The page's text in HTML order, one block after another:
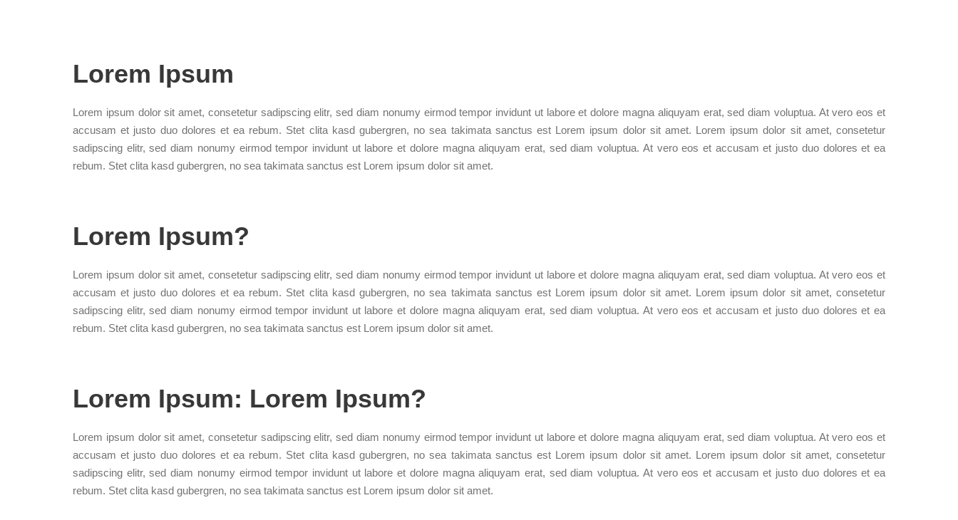
Lorem Ipsum
Lorem ipsum dolor sit amet, consetetur sadipscing elitr, sed diam nonumy eirmod tempor invidunt ut labore et dolore magna aliquyam erat, sed diam voluptua. At vero eos et
accusam et justo duo dolores et ea rebum. Stet clita kasd gubergren, no sea takimata sanctus est Lorem ipsum dolor sit amet. Lorem ipsum dolor sit amet, consetetur
sadipscing elitr, sed diam nonumy eirmod tempor invidunt ut labore et dolore magna aliquyam erat, sed diam voluptua. At vero eos et accusam et justo duo dolores et ea
rebum. Stet clita kasd gubergren, no sea takimata sanctus est Lorem ipsum dolor sit amet.
Lorem Ipsum?
Lorem ipsum dolor sit amet, consetetur sadipscing elitr, sed diam nonumy eirmod tempor invidunt ut labore et dolore magna aliquyam erat, sed diam voluptua. At vero eos et
accusam et justo duo dolores et ea rebum. Stet clita kasd gubergren, no sea takimata sanctus est Lorem ipsum dolor sit amet. Lorem ipsum dolor sit amet, consetetur
sadipscing elitr, sed diam nonumy eirmod tempor invidunt ut labore et dolore magna aliquyam erat, sed diam voluptua. At vero eos et accusam et justo duo dolores et ea
rebum. Stet clita kasd gubergren, no sea takimata sanctus est Lorem ipsum dolor sit amet.
Lorem Ipsum: Lorem Ipsum?
Lorem ipsum dolor sit amet, consetetur sadipscing elitr, sed diam nonumy eirmod tempor invidunt ut labore et dolore magna aliquyam erat, sed diam voluptua. At vero eos et
accusam et justo duo dolores et ea rebum. Stet clita kasd gubergren, no sea takimata sanctus est Lorem ipsum dolor sit amet. Lorem ipsum dolor sit amet, consetetur
sadipscing elitr, sed diam nonumy eirmod tempor invidunt ut labore et dolore magna aliquyam erat, sed diam voluptua. At vero eos et accusam et justo duo dolores et ea
rebum. Stet clita kasd gubergren, no sea takimata sanctus est Lorem ipsum dolor sit amet.